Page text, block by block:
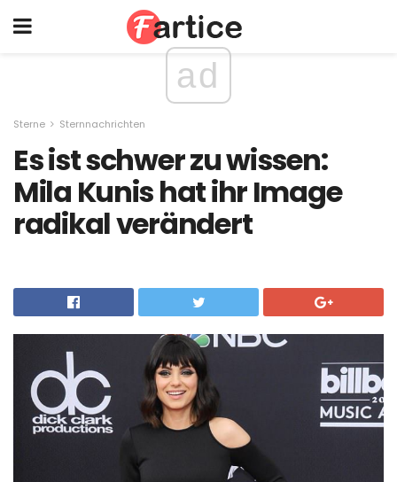
ad
Sterne Sternnachrichten
Es ist schwer zu wissen:
Mila Kunis hat ihr Image
radikal verändert